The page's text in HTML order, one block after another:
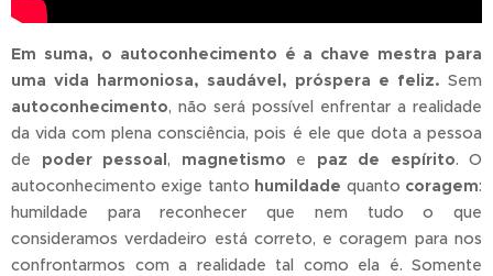
Em suma, o autoconhecimento é a chave mestra para
uma vida harmoniosa, saudável, próspera e feliz. Sem
autoconhecimento, não será possível enfrentar a realidade
da vida com plena consciência, pois é ele que dota a pessoa
de poder pessoal, magnetismo e paz de espírito. O
autoconhecimento exige tanto humildade quanto coragem:
humildade para reconhecer que nem tudo o que
consideramos verdadeiro está correto, e coragem para nos
confrontarmos com a realidade tal como ela é. Somente